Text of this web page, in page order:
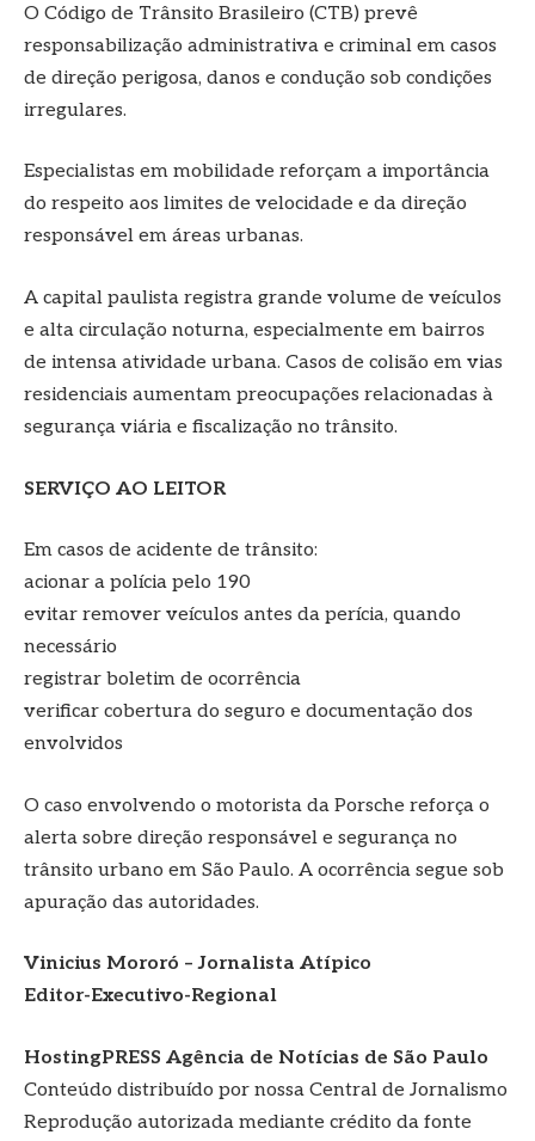
O Código de Trânsito Brasileiro (CTB) prevê
responsabilização administrativa e criminal em casos
de direção perigosa, danos e condução sob condições
irregulares.
Especialistas em mobilidade reforçam a importância
do respeito aos limites de velocidade e da direção
responsável em áreas urbanas.
A capital paulista registra grande volume de veículos
e alta circulação noturna, especialmente em bairros
de intensa atividade urbana. Casos de colisão em vias
residenciais aumentam preocupações relacionadas à
segurança viária e fiscalização no trânsito.
SERVIÇO AO LEITOR
Em casos de acidente de trânsito:
acionar a polícia pelo 190
evitar remover veículos antes da perícia, quando
necessário
registrar boletim de ocorrência
verificar cobertura do seguro e documentação dos
envolvidos
O caso envolvendo o motorista da Porsche reforça o
alerta sobre direção responsável e segurança no
trânsito urbano em São Paulo. A ocorrência segue sob
apuração das autoridades.
Vinicius Mororó – Jornalista Atípico
Editor-Executivo-Regional
HostingPRESS Agência de Notícias de São Paulo
Conteúdo distribuído por nossa Central de Jornalismo
Reprodução autorizada mediante crédito da fonte